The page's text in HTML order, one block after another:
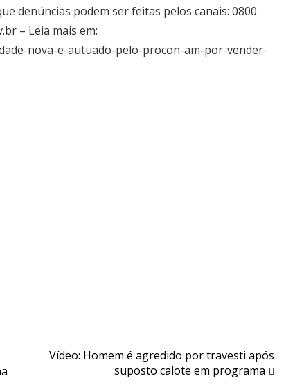
denúncias podem ser feitas pelos canais: 0800
– Leia mais em:
nova-e-autuado-pelo-procon-am-por-vender-
Vídeo: Homem é agredido por travesti após
suposto calote em programa